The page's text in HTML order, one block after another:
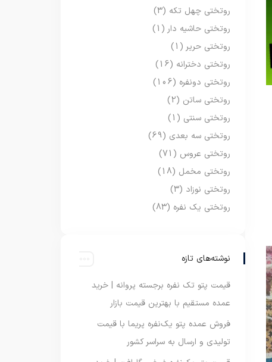
روتختی چهل تکه (3)
روتختی حاشیه دار (1)
روتختی حریر (1)
روتختی دخترانه (16)
روتختی دونفره (106)
روتختی ساتن (2)
روتختی سنتی (1)
روتختی سه بعدی (69)
روتختی عروس (71)
روتختی مخمل (18)
روتختی نوزاد (3)
روتختی یک نفره (83)
نوشته‌های تازه
قیمت پتو تک نفره برجسته پروانه | خرید
عمده مستقیم با بهترین قیمت بازار
فروش عمده پتو یک‌نفره پریما با قیمت
تولیدی و ارسال به سراسر کشور